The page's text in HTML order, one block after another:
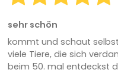
sehr schön
kommt und schaut
viele Tiere, die sich
beim 50. mal entdeckst